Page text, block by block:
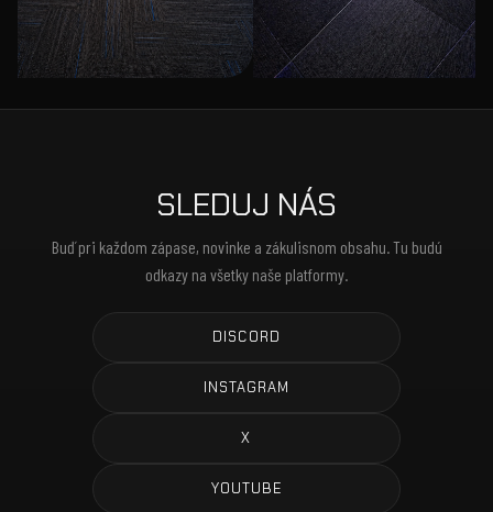
SLEDUJ NÁS
Buď pri každom zápase, novinke a zákulisnom obsahu. Tu budú
odkazy na všetky naše platformy.
DISCORD
INSTAGRAM
X
YOUTUBE